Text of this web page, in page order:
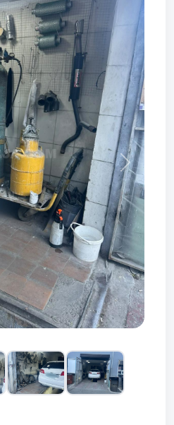
Next